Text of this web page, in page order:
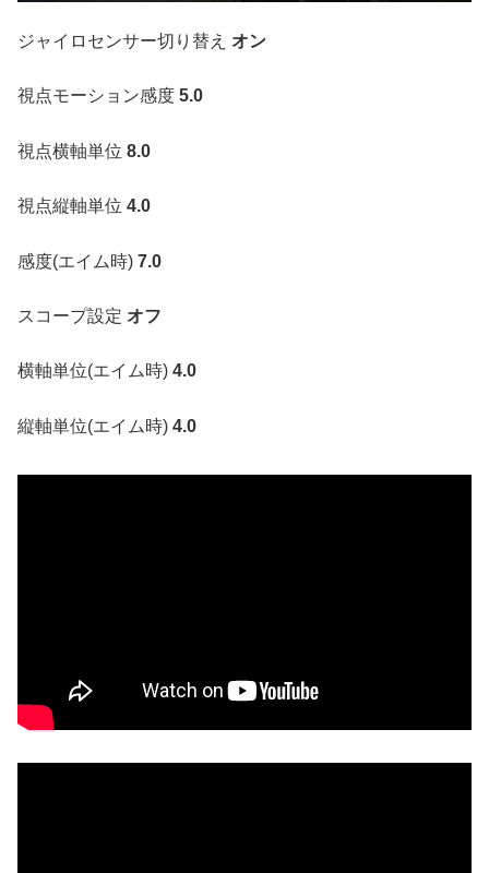
ジャイロセンサー切り替え オン
視点モーション感度 5.0
視点横軸単位 8.0
視点縦軸単位 4.0
感度(エイム時) 7.0
スコープ設定 オフ
横軸単位(エイム時) 4.0
縦軸単位(エイム時) 4.0